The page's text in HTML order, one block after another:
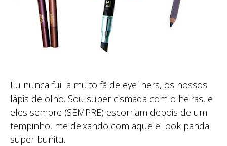
Eu nunca fui la muito fã de eyeliners, os nossos
lápis de olho. Sou super cismada com olheiras, e
eles sempre (SEMPRE) escorriam depois de um
tempinho, me deixando com aquele look panda
super bunitu.